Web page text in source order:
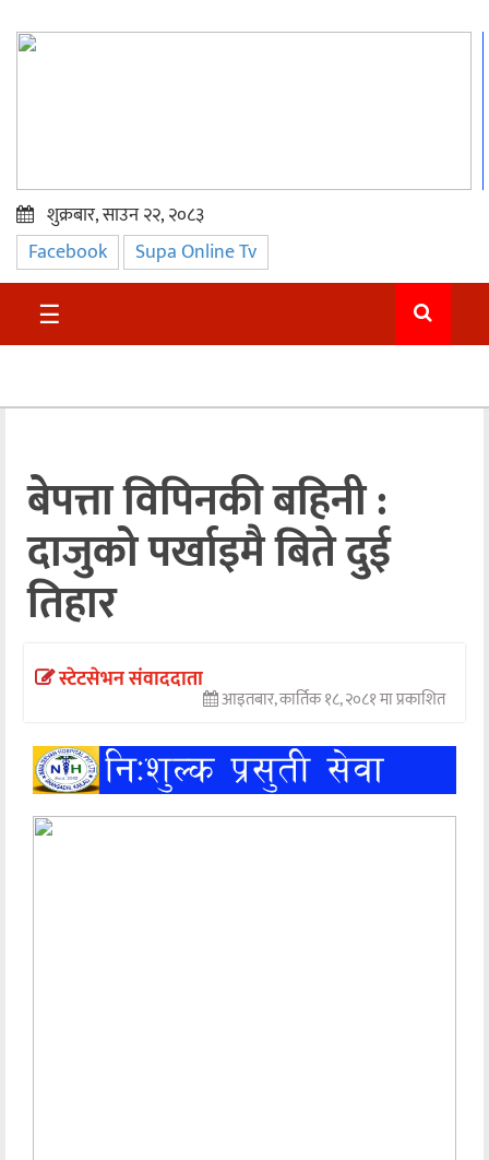
प्रमुख
समाचार
सुदुर
अन्तराष्ट्रिय
अन्तर्वार्ता
अर्थ
खेलकुद
मनोरञ्जन
शुक्रबार, साउन २२, २०८३
Facebook Supa Online Tv
☰
बेपत्ता विपिनकी बहिनी :
दाजुको पर्खाइमै बिते दुई
तिहार
स्टेटसेभन संवाददाता
आइतबार, कार्तिक १८, २०८१ मा प्रकाशित